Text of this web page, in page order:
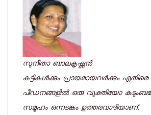
സുനീതാ ബാലകൃഷ്ണന്‍
കുട്ടികള്‍ക്കും പ്രായമായവര്‍ക്കും
പീഡനങ്ങളില്‍ ഒരു വ്യക്തിയോ
സമൂഹം ഒന്നടങ്കം ഉത്തരവാദിയാണ്.